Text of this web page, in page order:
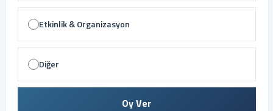
Etkinlik & Organizasyon
Diğer
Oy Ver